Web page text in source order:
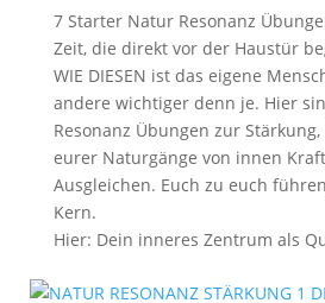
7 Starter Natur Resonanz
Zeit, die direkt vor der Haustür
WIE DIESEN ist das eigene
andere wichtiger denn je. Hier
Resonanz Übungen zur
eurer Naturgänge von innen
Ausgleichen. Euch zu euch
Kern.
Hier: Dein inneres Zentrum als